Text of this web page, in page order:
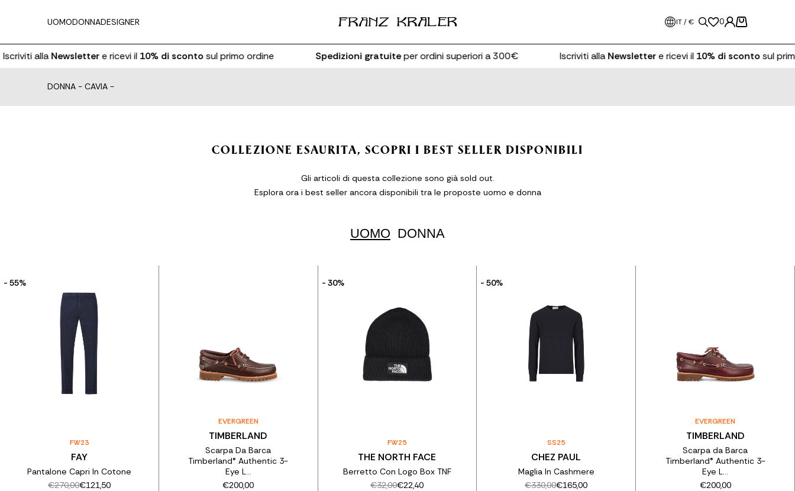
UOMODONNADESIGNER IT / € 0
allaNewslettere ricevi il10% di scontosul primo ordine Spedizioni gratuiteper ordini superiori a 300€ Iscriviti allaNewslettere ricevi il10% di scontosul primo
DONNA - CAVIA -
COLLEZIONE ESAURITA, SCOPRI I BEST SELLER DISPONIBILI
Gli articoli di questa collezione sono già sold out.
Esplora ora i best seller ancora disponibili tra le proposte uomo e donna
UOMO DONNA
- 55%
FW23
FAY
Pantalone Capri In Cotone
€270,00€121,50
EVERGREEN
TIMBERLAND
Scarpa Da Barca
Timberland® Authentic 3-
Eye L...
€200,00
- 30%
FW25
THE NORTH FACE
Berretto Con Logo Box TNF
€32,00€22,40
- 50%
SS25
CHEZ PAUL
Maglia In Cashmere
€330,00€165,00
EVERGREEN
TIMBERLAND
Scarpa da Barca
Timberland® Authentic 3-
Eye L...
€200,00